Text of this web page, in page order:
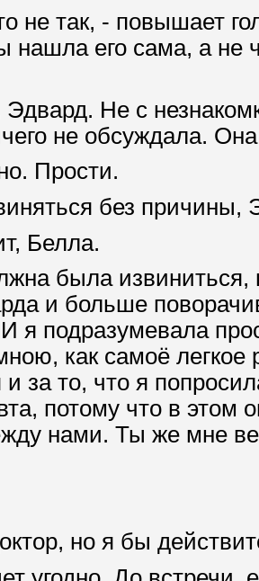
не так, - повышает
нашла его сама, а
Эдвард. Не с
не обсуждала.
Прости.
без причины,
Белла.
была
и больше
я подразумевала
как самоё легкое
за то, что я
потому что в этом
нами. Ты же мне
но я бы